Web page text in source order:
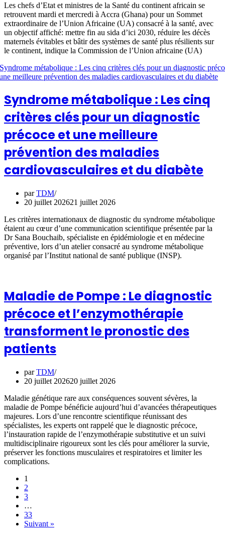
Les chefs d’Etat et ministres de la Santé du continent africain se
retrouvent mardi et mercredi à Accra (Ghana) pour un Sommet
extraordinaire de l’Union Africaine (UA) consacré à la santé, avec
un objectif affiché: mettre fin au sida d’ici 2030, réduire les décès
maternels évitables et bâtir des systèmes de santé plus résilients sur
le continent, indique la Commission de l’Union africaine (UA)
Syndrome métabolique : Les cinq
critères clés pour un diagnostic
précoce et une meilleure
prévention des maladies
cardiovasculaires et du diabète
parTDM
20 juillet 202621 juillet 2026
Les critères internationaux de diagnostic du syndrome métabolique
étaient au cœur d’une communication scientifique présentée par la
Dr Sana Bouchaib, spécialiste en épidémiologie et en médecine
préventive, lors d’un atelier consacré au syndrome métabolique
organisé par l’Institut national de santé publique (INSP).
Maladie de Pompe : Le diagnostic
précoce et l’enzymothérapie
transforment le pronostic des
patients
parTDM
20 juillet 202620 juillet 2026
Maladie génétique rare aux conséquences souvent sévères, la
maladie de Pompe bénéficie aujourd’hui d’avancées thérapeutiques
majeures. Lors d’une rencontre scientifique réunissant des
spécialistes, les experts ont rappelé que le diagnostic précoce,
l’instauration rapide de l’enzymothérapie substitutive et un suivi
multidisciplinaire rigoureux sont les clés pour améliorer la survie,
préserver les fonctions musculaires et respiratoires et limiter les
complications.
1
2
3
…
33
Suivant »